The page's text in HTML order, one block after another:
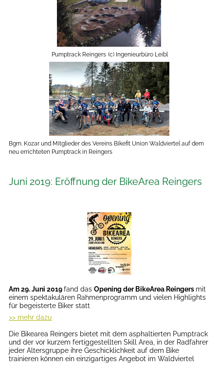
Pumptrack Reingers (c) Ingenieurbüro Leibl
Bgm. Kozar und Mitglieder des Vereins Bikefit Union Waldviertel auf dem
neu errichteten Pumptrack in Reingers
Juni 2019: Eröffnung der BikeArea Reingers
Am 29. Juni 2019fand dasOpeningder BikeArea Reingers mit
einem spektakulären Rahmenprogramm und vielen Highlights
für begeisterte Biker statt
>> mehr dazu
Die Bikearea Reingers bietet mit dem asphaltierten Pumptrack
und der vor kurzem fertiggestellten Skill Area, in der Radfahrer
jeder Altersgruppe ihre Geschicklichkeit auf dem Bike
trainieren können ein einzigartiges Angebot im Waldviertel